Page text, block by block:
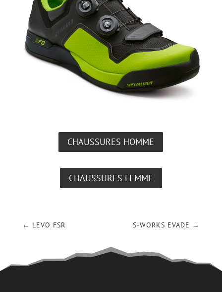
CHAUSSURES HOMME
CHAUSSURES FEMME
← LEVO FSR S-WORKS EVADE →